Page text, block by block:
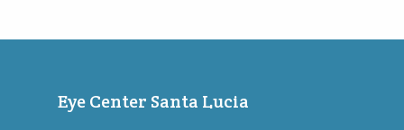
Eye Center Santa Lucia